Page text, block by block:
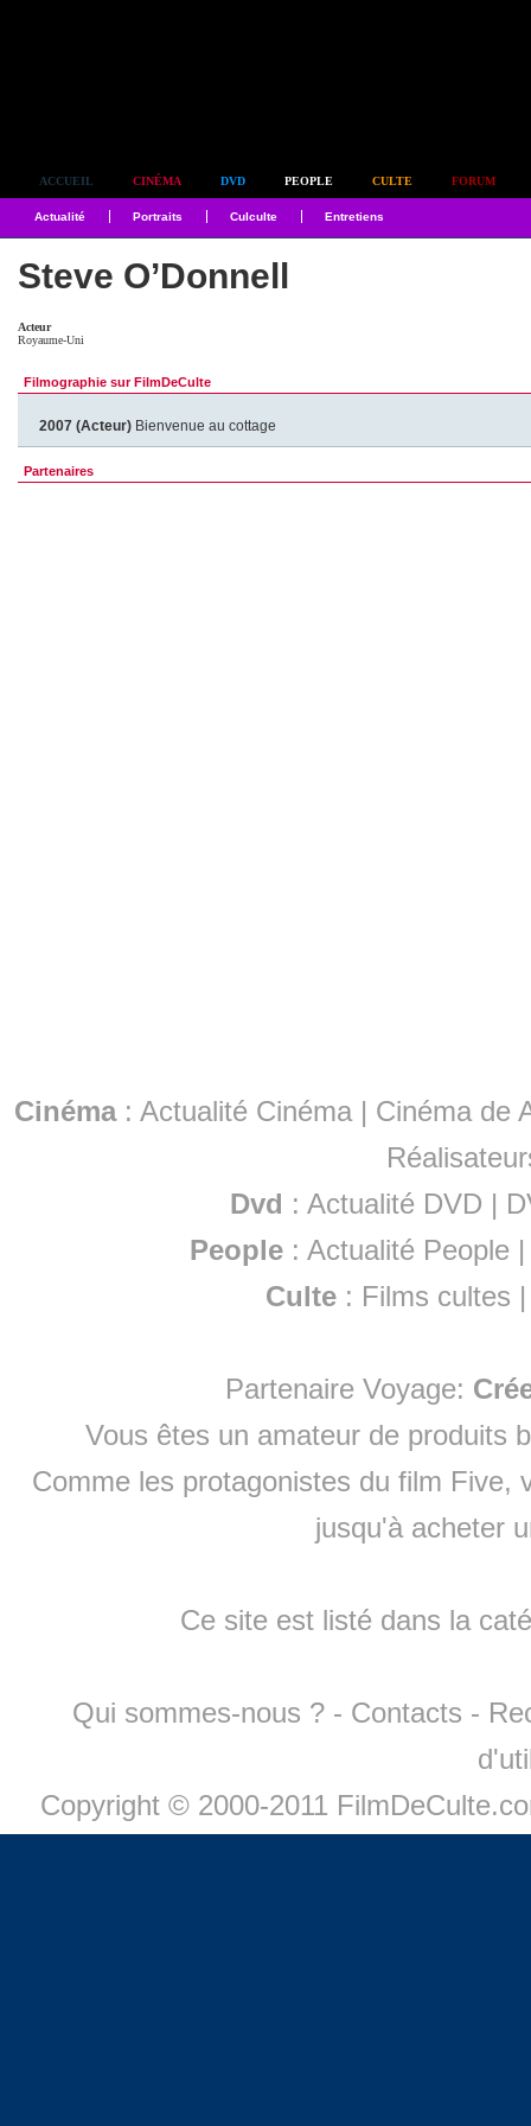
ACCUEIL CINÉMA DVD PEOPLE CULTE FORUM
Actualité Portraits Culculte Entretiens
Steve O’Donnell
Acteur
Royaume-Uni
Filmographie sur FilmDeCulte
2007 (Acteur) Bienvenue au cottage
Partenaires
Cinéma: Actualité Cinéma | Cinéma de
Dvd : Actualité DVD |
People :Actualité People
Culte : Films cultes
Partenaire Voyage:
Vous êtes un amateur de produits
Comme les protagonistes du film Five,
jusqu'à acheter
Ce site est listé dans la
Qui sommes-nous ? - Contacts -
Copyright © 2000-2011